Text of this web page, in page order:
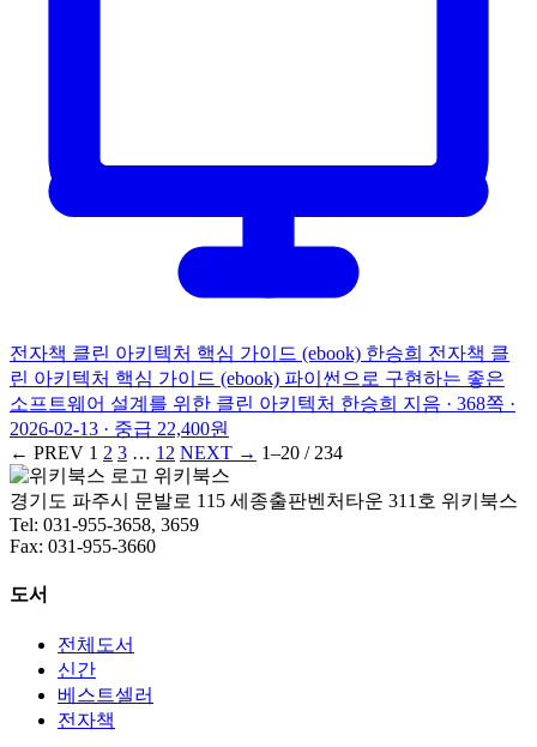
전자책 클린 아키텍처 핵심 가이드 (ebook) 한승희 전자책 클
린 아키텍처 핵심 가이드 (ebook) 파이썬으로 구현하는 좋은
소프트웨어 설계를 위한 클린 아키텍처 한승희 지음 · 368쪽 ·
2026-02-13 · 중급 22,400원
← PREV 1 2 3 … 12 NEXT → 1–20 / 234
위키북스
경기도 파주시 문발로 115 세종출판벤처타운 311호 위키북스
Tel: 031-955-3658, 3659
Fax: 031-955-3660
도서
전체도서
신간
베스트셀러
전자책